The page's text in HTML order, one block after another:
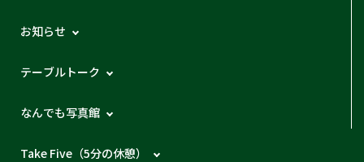
お知らせ
テーブルトーク
なんでも写真館
Take Five（5分の休憩）